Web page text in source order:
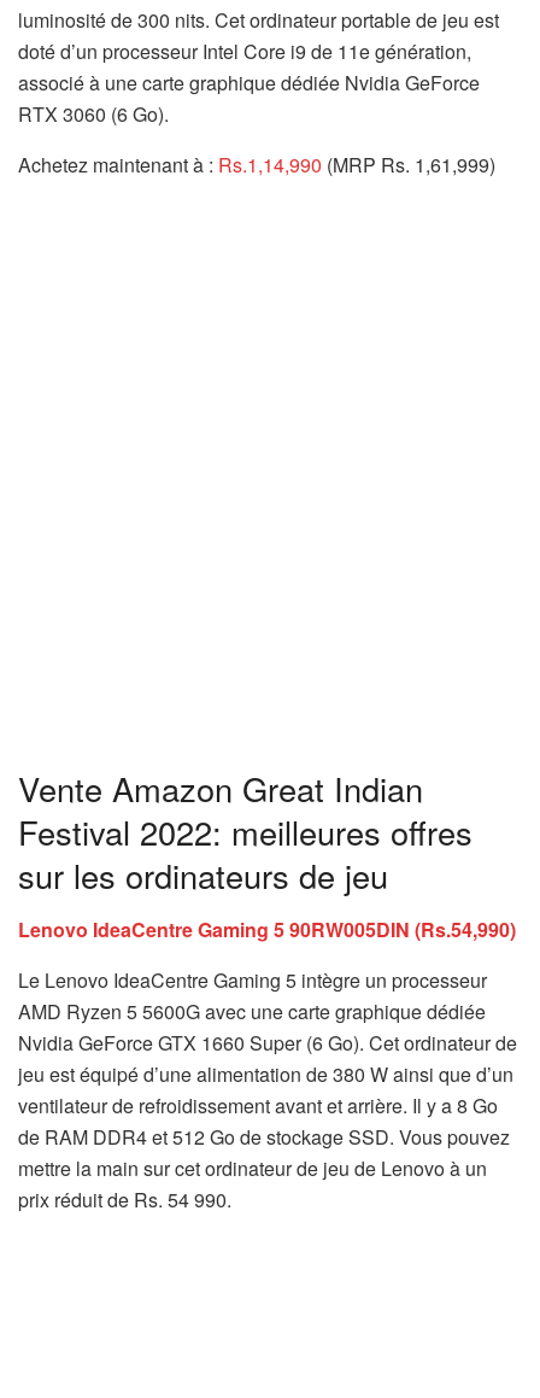
luminosité de 300 nits. Cet ordinateur portable de jeu est
doté d’un processeur Intel Core i9 de 11e génération,
associé à une carte graphique dédiée Nvidia GeForce
RTX 3060 (6 Go).
Achetez maintenant à : Rs.1,14,990 (MRP Rs. 1,61,999)
Vente Amazon Great Indian
Festival 2022: meilleures offres
sur les ordinateurs de jeu
Lenovo IdeaCentre Gaming 5 90RW005DIN (Rs.54,990)
Le Lenovo IdeaCentre Gaming 5 intègre un processeur
AMD Ryzen 5 5600G avec une carte graphique dédiée
Nvidia GeForce GTX 1660 Super (6 Go). Cet ordinateur de
jeu est équipé d’une alimentation de 380 W ainsi que d’un
ventilateur de refroidissement avant et arrière. Il y a 8 Go
de RAM DDR4 et 512 Go de stockage SSD. Vous pouvez
mettre la main sur cet ordinateur de jeu de Lenovo à un
prix réduit de Rs. 54 990.